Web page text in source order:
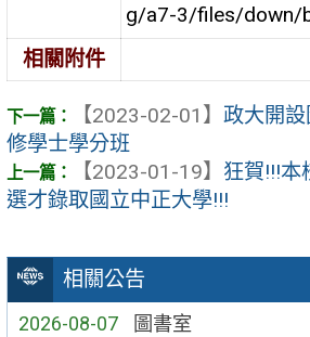
相關公告
2026-08-07 圖書室
g/a7-3/files/down/
相關附件
【2023-02-01】 政大開
修學士學分班
【2023-01-19】 狂賀!!!本
選才錄取國立中正大學!!!